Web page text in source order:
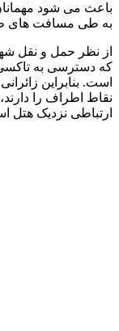
باعث می شود مهمانان
به طی مسافت های
از نظر حمل و نقل
که دسترسی به
است. بنابراین
نقاط اطراف را
ارتباطی نزدیک هتل